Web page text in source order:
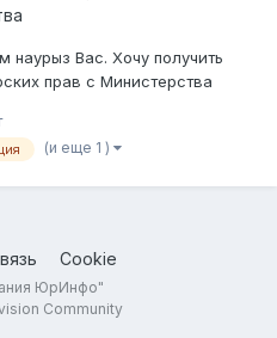
наурыз Вас. Хочу получить
прав с Министерства
помощью программы
регистрации. Уже третий
(и еще 1 )
Cookie
ЮрИнфо"
Community